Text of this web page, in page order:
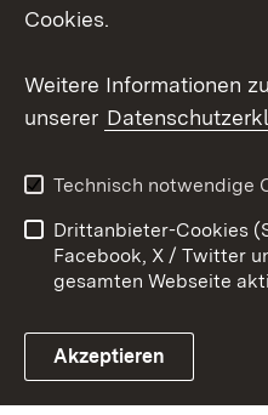
Link zum Landesportal
Datenschutz
Impressum
Cookies.
Weitere Informationen
unserer
Technisch notwendige
Drittanbieter-Cookies
Facebook, X / Twitter
gesamten Webseite
Akzeptieren